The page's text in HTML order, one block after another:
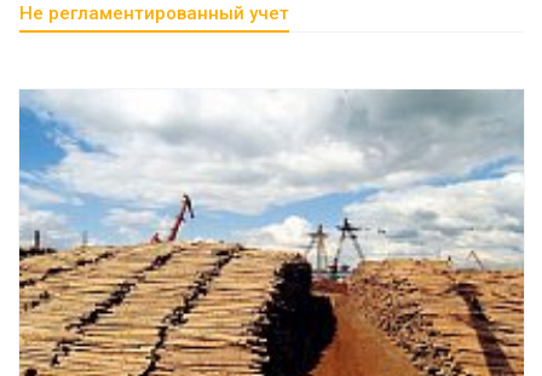
Не регламентированный учет
Смотреть проект